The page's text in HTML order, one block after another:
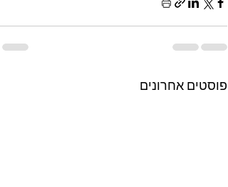
פוסטים אחרונים